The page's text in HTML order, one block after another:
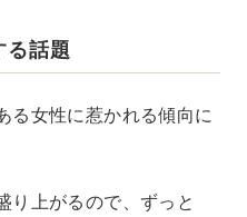
る話題
る女性に惹かれる傾向に
り上がるので、ずっと